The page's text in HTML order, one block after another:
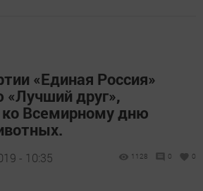
«Единая Россия»
«Лучший друг»,
Всемирному дню
- 10:35 1128 0 0